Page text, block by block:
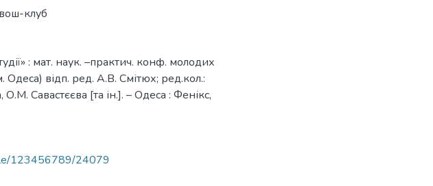
клуб
: мат. наук. –практич. конф. молодих
відп. ред. А.В. Смітюх; ред.кол.:
Савастєєва [та ін.]. – Одеса : Фенікс,
123456789/24079